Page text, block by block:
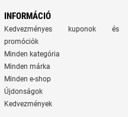
INFORMÁCIÓ
Kedvezményes kuponok és
promóciók
Minden kategória
Minden márka
Minden e-shop
Újdonságok
Kedvezmények